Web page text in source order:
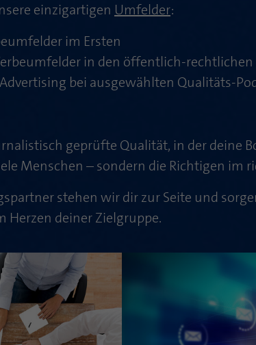
einzigartigen Umfelder:
im Ersten
in den öffentlich-
bei ausgewählten Qualitäts-
geprüfte Qualität, in der deine
Menschen – sondern die Richtigen im
stehen wir dir zur Seite und
Herzen deiner Zielgruppe.